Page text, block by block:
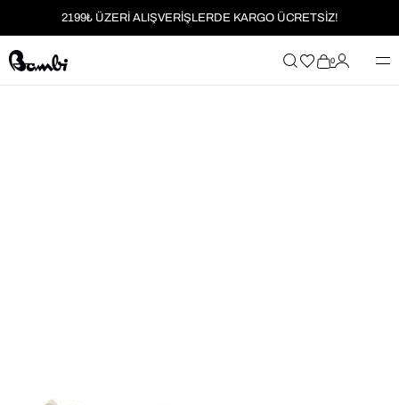
2199₺ ÜZERİ ALIŞVERİŞLERDE KARGO ÜCRETSİZ!
MOBİL UYGULAMAYA ÖZEL İLK ALIŞVERİŞİNİZE %5 İNDİRİM
0